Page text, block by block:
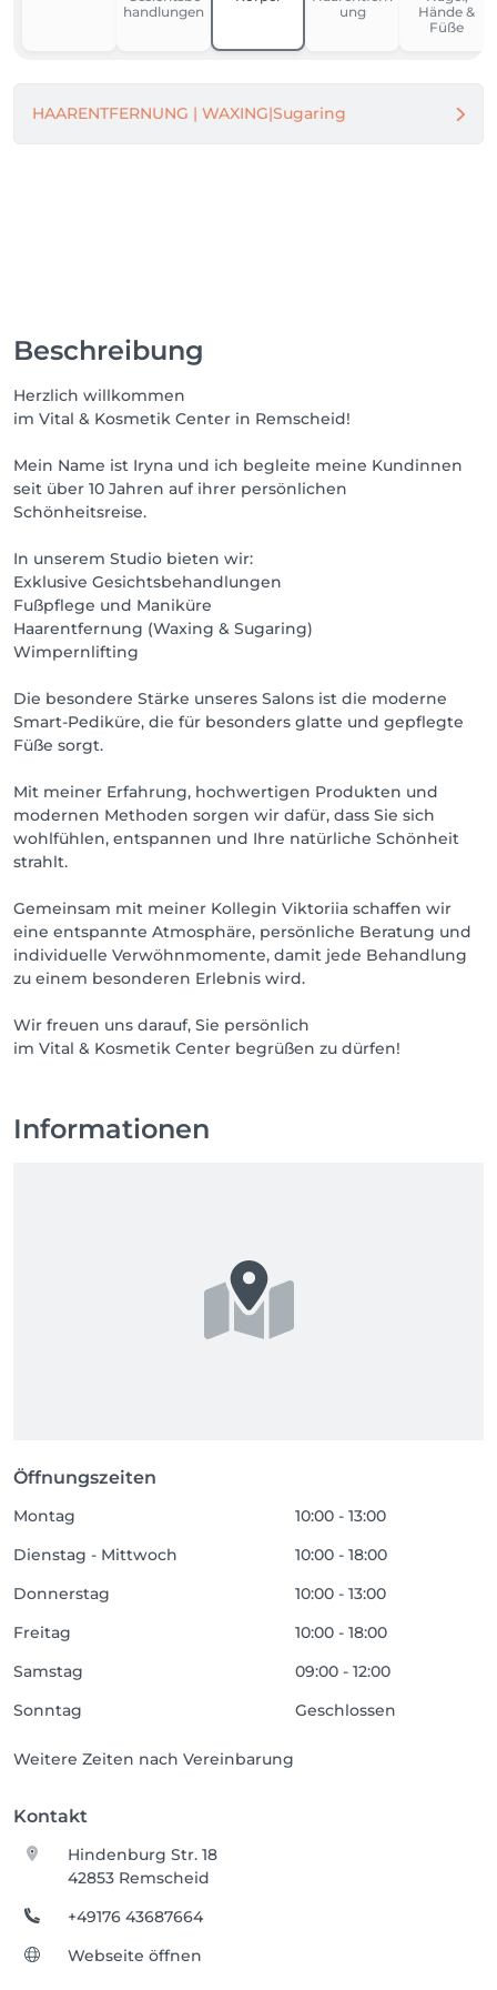
Steige an der Haltestelle "Hindenburgstraße" aus.
Von dort sind es nur wenige Schritte bis zu uns.
Vital und Kosmetik Center Iryna begrüßen zu dürfen.
handlungen
ung
Hände &
Füße
HAARENTFERNUNG | WAXING|Sugaring
Beschreibung
Herzlich willkommen
im Vital & Kosmetik Center in Remscheid!
Mein Name ist Iryna und ich begleite meine Kundinnen
seit über 10 Jahren auf ihrer persönlichen
Schönheitsreise.
In unserem Studio bieten wir:
Exklusive Gesichtsbehandlungen
Fußpflege und Maniküre
Haarentfernung (Waxing & Sugaring)
Wimpernlifting
Die besondere Stärke unseres Salons ist die moderne
Smart-Pediküre, die für besonders glatte und gepflegte
Füße sorgt.
Mit meiner Erfahrung, hochwertigen Produkten und
modernen Methoden sorgen wir dafür, dass Sie sich
wohlfühlen, entspannen und Ihre natürliche Schönheit
strahlt.
Gemeinsam mit meiner Kollegin Viktoriia schaffen wir
eine entspannte Atmosphäre, persönliche Beratung und
individuelle Verwöhnmomente, damit jede Behandlung
zu einem besonderen Erlebnis wird.
Wir freuen uns darauf, Sie persönlich
im Vital & Kosmetik Center begrüßen zu dürfen!
Informationen
Öffnungszeiten
Montag
10:00 - 13:00
Dienstag - Mittwoch
10:00 - 18:00
Donnerstag
10:00 - 13:00
Freitag
10:00 - 18:00
Samstag
09:00 - 12:00
Sonntag
Geschlossen
Weitere Zeiten nach Vereinbarung
Kontakt
Hindenburg Str. 18
42853 Remscheid
+49176 43687664
Webseite öffnen